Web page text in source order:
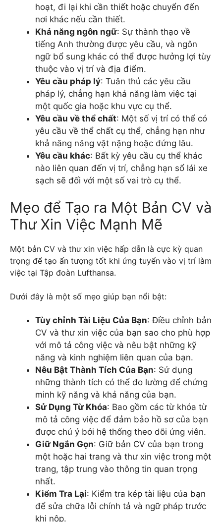
hoạt, đi lại khi cần thiết hoặc chuyển đến
nơi khác nếu cần thiết.
Khả năng ngôn ngữ: Sự thành thạo về
tiếng Anh thường được yêu cầu, và ngôn
ngữ bổ sung khác có thể được hưởng lợi tùy
thuộc vào vị trí và địa điểm.
Yêu cầu pháp lý: Tuân thủ các yêu cầu
pháp lý, chẳng hạn khả năng làm việc tại
một quốc gia hoặc khu vực cụ thể.
Yêu cầu về thể chất: Một số vị trí có thể có
yêu cầu về thể chất cụ thể, chẳng hạn như
khả năng nâng vật nặng hoặc đứng lâu.
Yêu cầu khác: Bất kỳ yêu cầu cụ thể khác
nào liên quan đến vị trí, chẳng hạn sổ lái xe
sạch sẽ đối với một số vai trò cụ thể.
Mẹo để Tạo ra Một Bản CV và
Thư Xin Việc Mạnh Mẽ
Một bản CV và thư xin việc hấp dẫn là cực kỳ quan
trọng để tạo ấn tượng tốt khi ứng tuyển vào vị trí làm
việc tại Tập đoàn Lufthansa.
Dưới đây là một số mẹo giúp bạn nổi bật:
Tùy chỉnh Tài Liệu Của Bạn: Điều chỉnh bản
CV và thư xin việc của bạn sao cho phù hợp
với mô tả công việc và nêu bật những kỹ
năng và kinh nghiệm liên quan của bạn.
Nêu Bật Thành Tích Của Bạn: Sử dụng
những thành tích có thể đo lường để chứng
minh kỹ năng và khả năng của bạn.
Sử Dụng Từ Khóa: Bao gồm các từ khóa từ
mô tả công việc để đảm bảo hồ sơ của bạn
được chú ý bởi hệ thống theo dõi ứng viên.
Giữ Ngắn Gọn: Giữ bản CV của bạn trong
một hoặc hai trang và thư xin việc trong một
trang, tập trung vào thông tin quan trọng
nhất.
Kiểm Tra Lại: Kiểm tra kép tài liệu của bạn
để sửa chữa lỗi chính tả và ngữ pháp trước
khi nộp.